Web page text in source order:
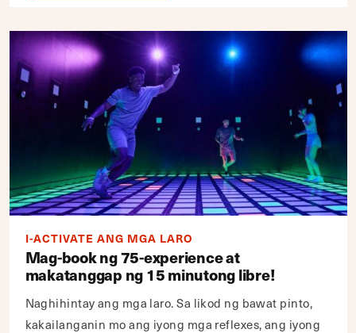
I-ACTIVATE ANG MGA LARO
Mag-book ng 75-experience at
makatanggap ng 15 minutong libre!
Naghihintay ang mga laro. Sa likod ng bawat pinto,
kakailanganin mo ang iyong mga reflexes, ang iyong